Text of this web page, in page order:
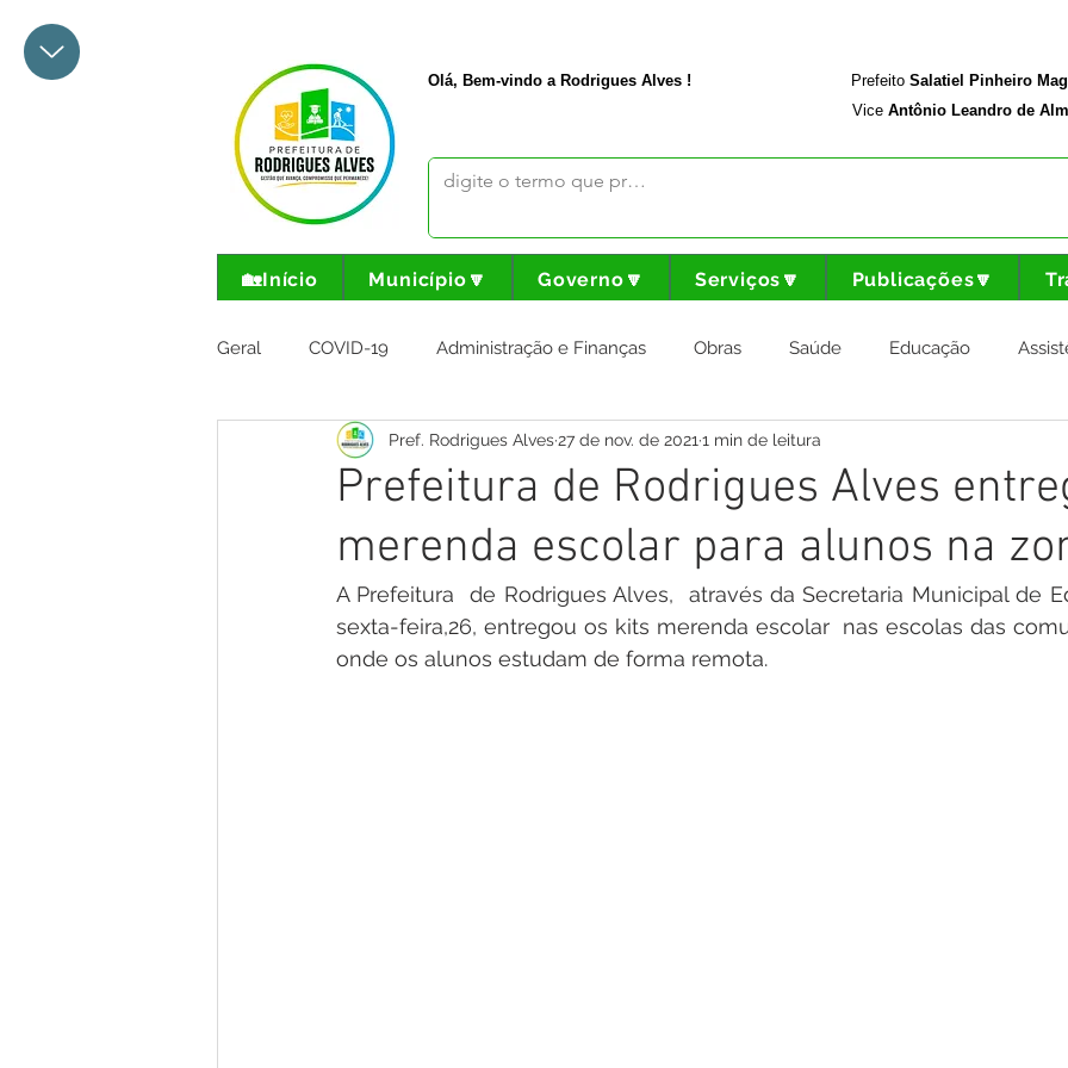
Olá, Bem-vindo a Rodrigues Alves ! Prefeito Salatiel Pinheiro
Vice Antônio Leandro de
🏡Início Município🔽 Governo🔽 Serviços🔽 Publicações🔽
Geral COVID-19 Administração e Finanças Obras Saúde Educação
Meio Ambiente e Turismo Institucional e Governo Cultura Esporte e Lazer
Gestão e Economia No Gabinete Campanhas Datas Comemorativas Nota de
Vacinômetro Convênios e Parcerias Emenda Parlamentar Nota de esclarecimento
Prefeitura de Rodrigues Alves
merenda escolar para alunos na
Pref. Rodrigues Alves27 de nov. de 2021 1 min de leitura
A Prefeitura  de Rodrigues Alves,  através da Secretaria Municipal de
sexta-feira,26, entregou os kits merenda escolar  nas escolas das
onde os alunos estudam de forma remota.